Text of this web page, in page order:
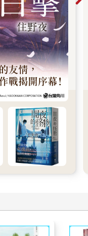
每週固定的通風機聲
外，就沒再出現過其他
做的只是在用餐後躺
，食物是相當具體的微
色，例如：馬鈴薯、煮
似乎某處有個鍋不斷烹
的世界，就在這道難以
暗，而房間的細節也
前的黑暗是絕對的黑，
帶來一絲光亮，但這並
像被發送到的角落。
的手、撫慰人心的話
不懈的記憶。